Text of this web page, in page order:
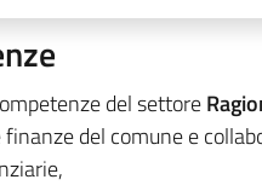
del settore
del comune e